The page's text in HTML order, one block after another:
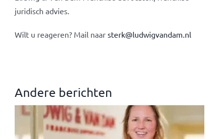
juridisch advies.
Wilt u reageren? Mail naar sterk@ludwigvandam.nl
Andere berichten